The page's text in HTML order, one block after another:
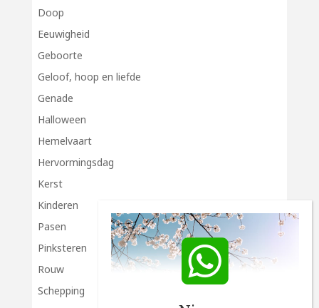
Doop
Eeuwigheid
Geboorte
Geloof, hoop en liefde
Genade
Halloween
Hemelvaart
Hervormingsdag
Kerst
Kinderen
Pasen
Pinksteren
Rouw
Schepping